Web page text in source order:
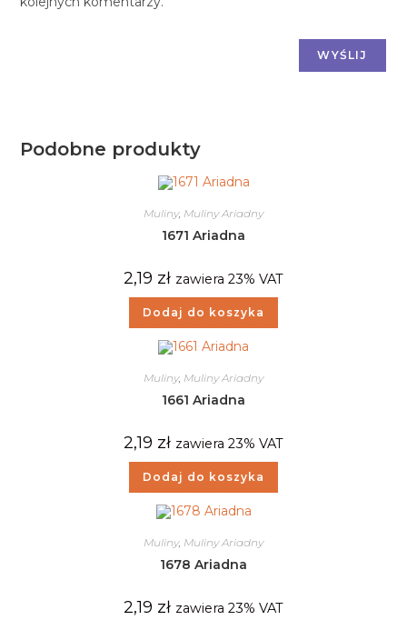
Podobne produkty
Muliny, Muliny Ariadny
1671 Ariadna
2,19 zł zawiera 23% VAT
Dodaj do koszyka
Muliny, Muliny Ariadny
1661 Ariadna
2,19 zł zawiera 23% VAT
Dodaj do koszyka
Muliny, Muliny Ariadny
1678 Ariadna
2,19 zł zawiera 23% VAT